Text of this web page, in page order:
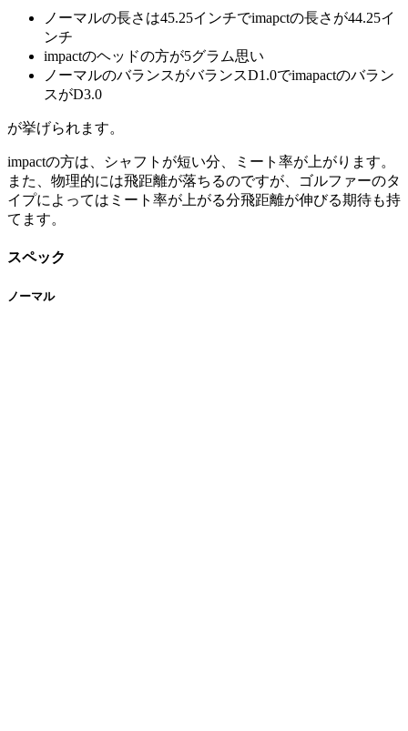
ノーマルの長さは45.25インチでimapctの長さが44.25イ
ンチ
impactのヘッドの方が5グラム思い
ノーマルのバランスがバランスD1.0でimapactのバラン
スがD3.0
が挙げられます。
impactの方は、シャフトが短い分、ミート率が上がります。
また、物理的には飛距離が落ちるのですが、ゴルファーのタ
イプによってはミート率が上がる分飛距離が伸びる期待も持
てます。
スペック
ノーマル